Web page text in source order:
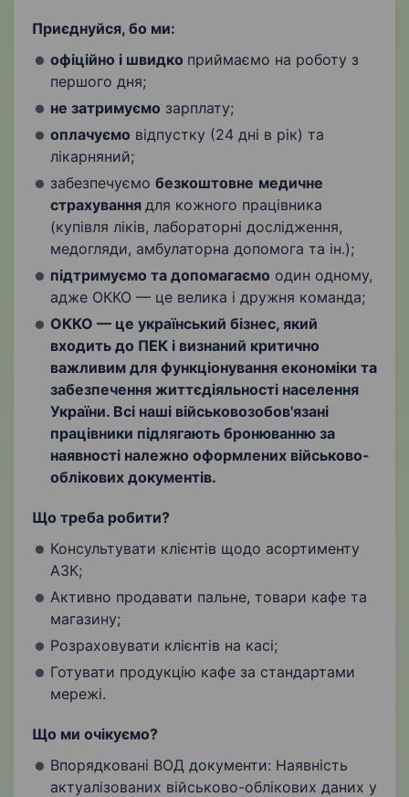
Приєднуйся, бо ми:
офіційно і швидко приймаємо на роботу з
першого дня;
не затримуємо зарплату;
оплачуємо відпустку (24 дні в рік) та
лікарняний;
забезпечуємо безкоштовне медичне
страхування для кожного працівника
(купівля ліків, лабораторні дослідження,
медогляди, амбулаторна допомога та ін.);
підтримуємо та допомагаємо один одному,
адже ОККО — це велика і дружня команда;
ОККО — це український бізнес, який
входить до ПЕК і визнаний критично
важливим для функціонування економіки та
забезпечення життєдіяльності населення
України. Всі наші військовозобов'язані
працівники підлягають бронюванню за
наявності належно оформлених військово-
облікових документів.
Що треба робити?
Консультувати клієнтів щодо асортименту
АЗК;
Активно продавати пальне, товари кафе та
магазину;
Розраховувати клієнтів на касі;
Готувати продукцію кафе за стандартами
мережі.
Що ми очікуємо?
Впорядковані ВОД документи: Наявність
актуалізованих військово-облікових даних у